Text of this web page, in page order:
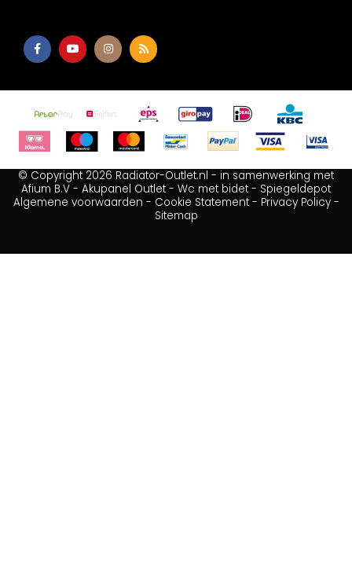
© Copyright 2026 Radiator-Outlet.nl - in samenwerking met
Afium B.V - Akupanel Outlet - Wc met bidet - Spiegeldepot
Algemene voorwaarden - Cookie Statement- Privacy Policy-
Sitemap